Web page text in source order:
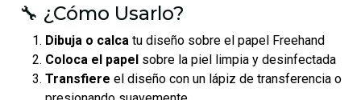
🔧 ¿Cómo Usarlo?
Dibuja o calca tu diseño sobre el papel Freehand
Coloca el papel sobre la piel limpia y desinfectada
Transfiere el diseño con un lápiz de transferencia o